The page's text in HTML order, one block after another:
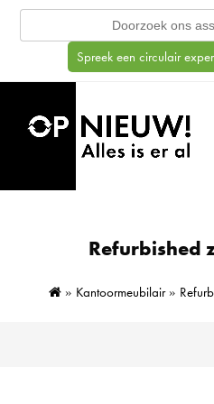
Search
Spreek een circulair
Refurbished
» Kantoormeubilair»